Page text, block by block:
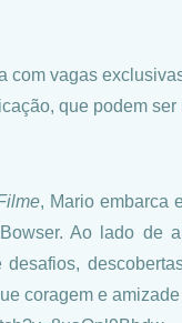
com vagas
que podem
, Mario embarca
Ao lado de
coragem e